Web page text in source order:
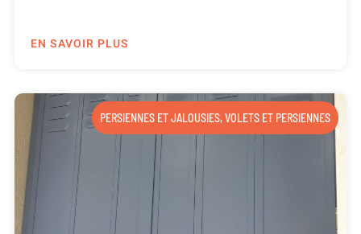
EN SAVOIR PLUS
PERSIENNES ET JALOUSIES,VOLETS ET PERSIENNES